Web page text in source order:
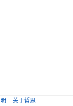
关于哲思